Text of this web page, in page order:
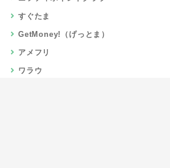
すぐたま
GetMoney!（げっとま）
アメフリ
ワラウ